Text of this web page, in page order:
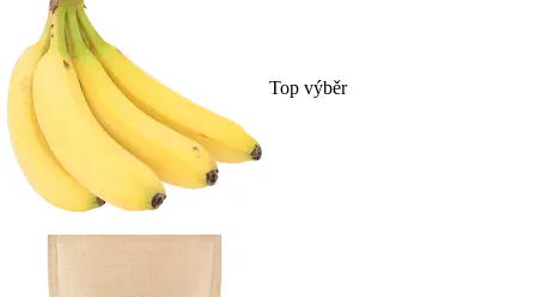
Top výběr